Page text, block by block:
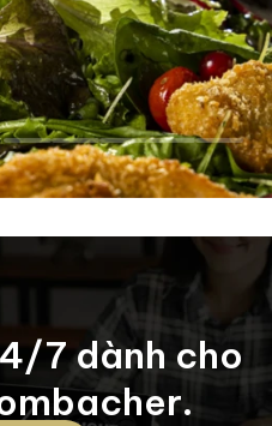
7 dành cho